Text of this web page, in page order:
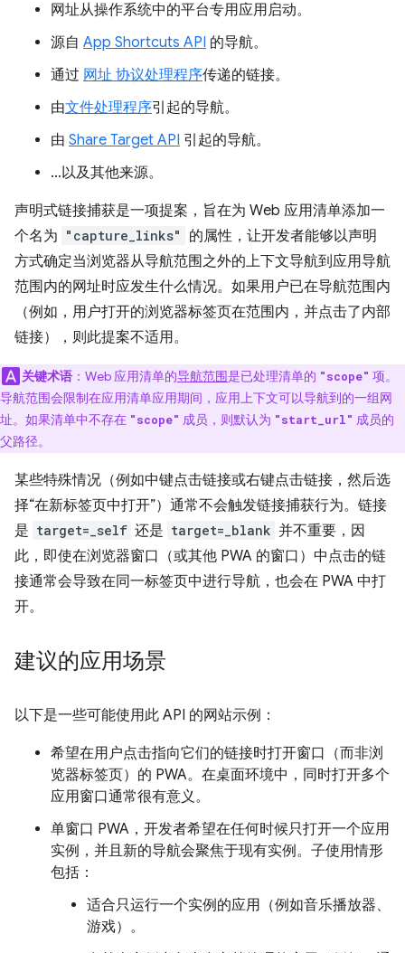
网址从操作系统中的平台专用应用启动。
源自 App Shortcuts API 的导航。
通过 网址 协议处理程序传递的链接。
由文件处理程序引起的导航。
由 Share Target API 引起的导航。
…以及其他来源。
声明式链接捕获是一项提案，旨在为 Web 应用清单添加一
个名为 "capture_links"
的属性，让开发者能够以声明
方式确定当浏览器从导航范围之外的上下文导航到应用导航
范围内的网址时应发生什么情况。如果用户已在导航范围内
（例如，用户打开的浏览器标签页在范围内，并点击了内部
链接），则此提案不适用。
关键术语 ：Web 应用清单的导航范围是已处理清单的 "scope" 项。
导航范围会限制在应用清单应用期间，应用上下文可以导航到的一组网
址。如果清单中不存在 "scope" 成员，则默认为 "start_url" 成员的
父路径。
某些特殊情况（例如中键点击链接或右键点击链接，然后选
择“在新标签页中打开”）通常不会触发链接捕获行为。链接
是 target=_self 还是 target=_blank 并不重要，因
此，即使在浏览器窗口（或其他 PWA 的窗口）中点击的链
接通常会导致在同一标签页中进行导航，也会在 PWA 中打
开。
建议的应用场景
以下是一些可能使用此 API 的网站示例：
希望在用户点击指向它们的链接时打开窗口（而非浏
览器标签页）的 PWA。在桌面环境中，同时打开多个
应用窗口通常很有意义。
单窗口 PWA，开发者希望在任何时候只打开一个应用
实例，并且新的导航会聚焦于现有实例。子使用情形
包括：
适合只运行一个实例的应用（例如音乐播放器、
游戏）。